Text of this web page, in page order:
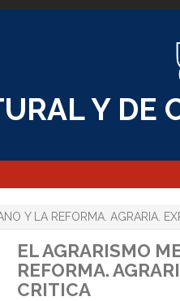
Y DE
Y LA REFORMA. AGRARIA.
EL AGRARISMO
REFORMA.
CRITICA